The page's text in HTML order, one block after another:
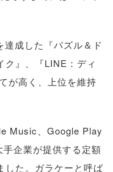
成した『パズル＆ド
ク』、『LINE：ディ
が高く、上位を維持
Music、Google Play
企業が提供する定額
した。ガラケーと呼ば